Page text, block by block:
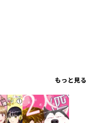
もっと見る